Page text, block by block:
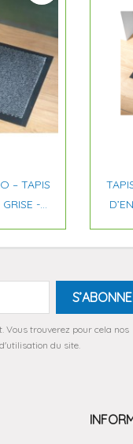
– TAPIS
-...
Vous trouverez pour cela nos
du site.